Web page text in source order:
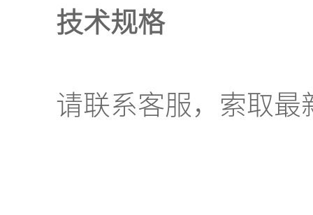
技术规格
请联系客服，索取最